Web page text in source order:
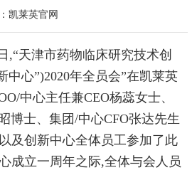
凯莱英官网
天津市药物临床研究技术创
中心”)2020年全员会”在凯莱英
中心主任兼CEO杨蕊女士、
博士、集团/中心CFO张达先生
及创新中心全体员工参加了此
成立一周年之际,全体与会人员